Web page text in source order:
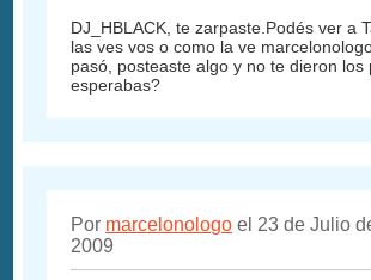
DJ_HBLACK, te zarpaste.Podés ver a
las ves vos o como la ve
pasó, posteaste algo y no te dieron los
esperabas?
Por marcelonologo el 23 de Julio
2009